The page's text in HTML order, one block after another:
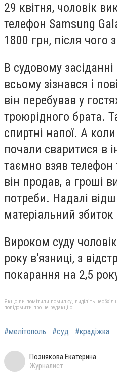
29 квітня, чоловік
телефон Samsung
1800 грн, після чого
В судовому
всьому зізнався і
він перебував у
троюрідного брата.
спиртні напої. А
почали сваритися в
таємно взяв
він продав, а гроші
потреби. Надалі
матеріальний
Вироком суду
року в'язниці, з
покарання на 2,5
Якщо ви помітили помилку, виділіть
повідомити про це редакцію
#мелітополь #суд #крадіжка
Познякова Екатерина
Журналист